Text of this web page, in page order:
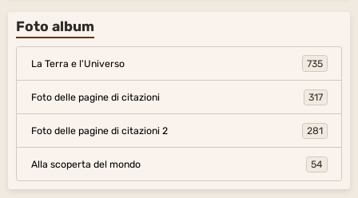
Foto album
La Terra e l'Universo 735
Foto delle pagine di citazioni 317
Foto delle pagine di citazioni 2 281
Alla scoperta del mondo 54